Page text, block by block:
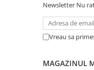
Suplimente pentru
Altele-Suplimente
Newsletter Nu
Vreau sa
MAGAZINUL